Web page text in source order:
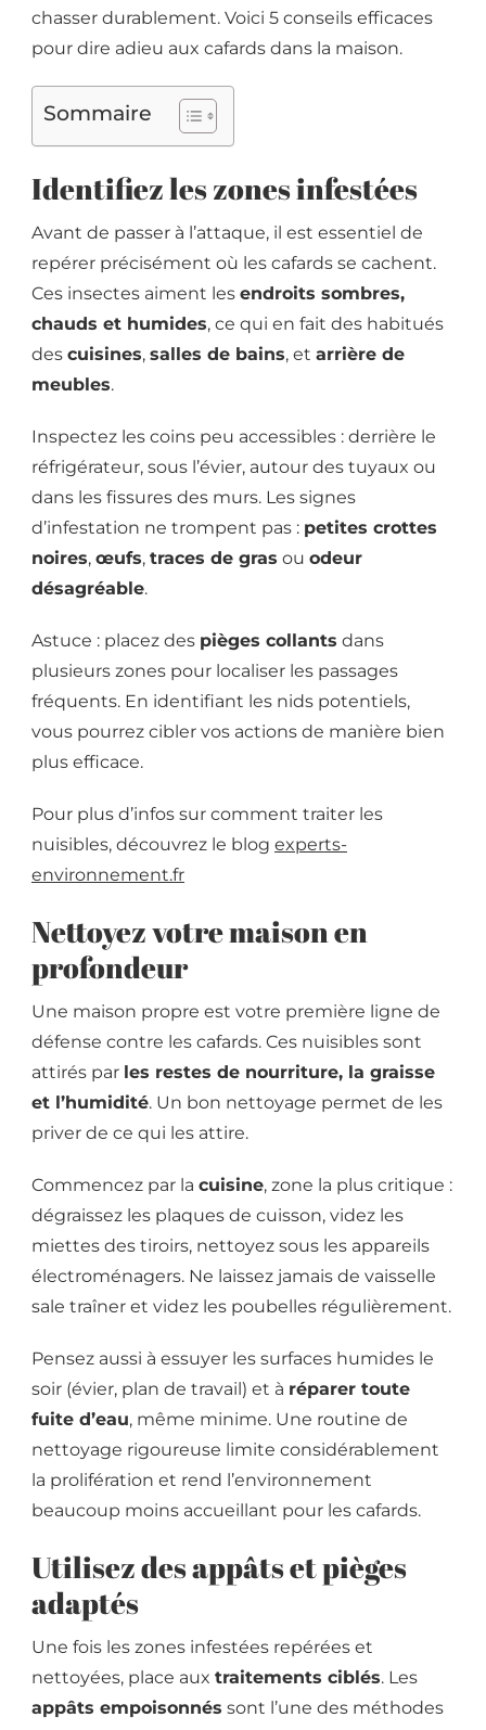
chasser durablement. Voici 5 conseils efficaces
pour dire adieu aux cafards dans la maison.
Sommaire
Identifiez les zones infestées
Avant de passer à l’attaque, il est essentiel de
repérer précisément où les cafards se cachent.
Ces insectes aiment les endroits sombres,
chauds et humides, ce qui en fait des habitués
des cuisines, salles de bains, et arrière de
meubles.
Inspectez les coins peu accessibles : derrière le
réfrigérateur, sous l’évier, autour des tuyaux ou
dans les fissures des murs. Les signes
d’infestation ne trompent pas : petites crottes
noires, œufs, traces de gras ou odeur
désagréable.
Astuce : placez des pièges collants dans
plusieurs zones pour localiser les passages
fréquents. En identifiant les nids potentiels,
vous pourrez cibler vos actions de manière bien
plus efficace.
Pour plus d’infos sur comment traiter les
nuisibles, découvrez le blog experts-
environnement.fr
Nettoyez votre maison en
profondeur
Une maison propre est votre première ligne de
défense contre les cafards. Ces nuisibles sont
attirés par les restes de nourriture, la graisse
et l’humidité. Un bon nettoyage permet de les
priver de ce qui les attire.
Commencez par la cuisine, zone la plus critique :
dégraissez les plaques de cuisson, videz les
miettes des tiroirs, nettoyez sous les appareils
électroménagers. Ne laissez jamais de vaisselle
sale traîner et videz les poubelles régulièrement.
Pensez aussi à essuyer les surfaces humides le
soir (évier, plan de travail) et à réparer toute
fuite d’eau, même minime. Une routine de
nettoyage rigoureuse limite considérablement
la prolifération et rend l’environnement
beaucoup moins accueillant pour les cafards.
Utilisez des appâts et pièges
adaptés
Une fois les zones infestées repérées et
nettoyées, place aux traitements ciblés. Les
appâts empoisonnés sont l’une des méthodes